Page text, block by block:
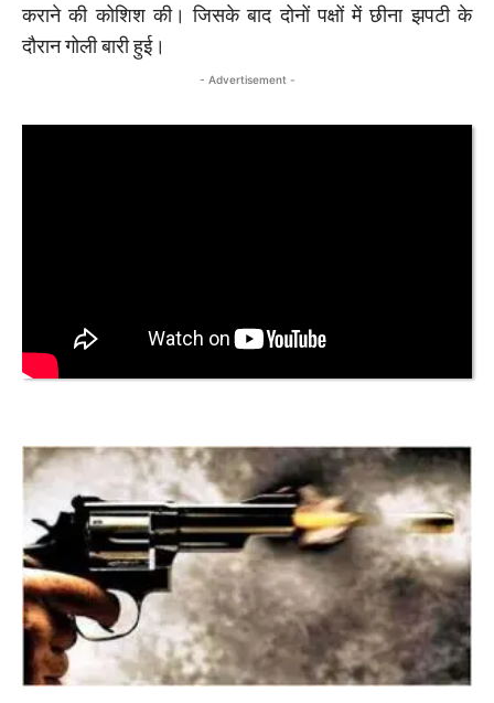
कराने की कोशिश की। जिसके बाद दोनों पक्षों में छीना झपटी के
दौरान गोली बारी हुई।
- Advertisement -